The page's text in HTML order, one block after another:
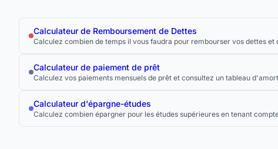
Calculateur de Remboursement de Dettes
Calculez combien de temps il vous faudra pour rembourser vos dettes
Calculateur de paiement de prêt
Calculez vos paiements mensuels de prêt et consultez un tableau
Calculateur d'épargne-études
Calculez combien épargner pour les études supérieures en tenant